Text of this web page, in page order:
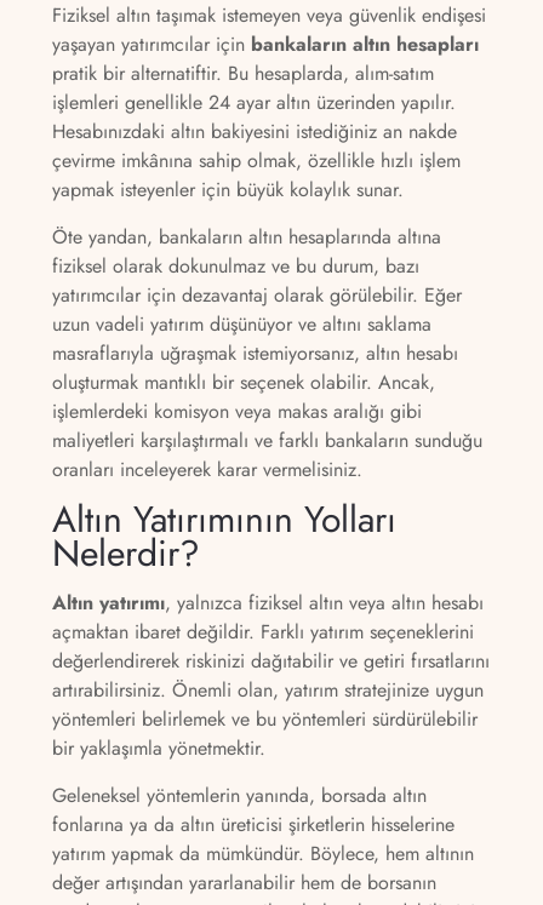
Fiziksel altın taşımak istemeyen veya güvenlik endişesi
yaşayan yatırımcılar için bankaların altın hesapları
pratik bir alternatiftir. Bu hesaplarda, alım-satım
işlemleri genellikle 24 ayar altın üzerinden yapılır.
Hesabınızdaki altın bakiyesini istediğiniz an nakde
çevirme imkânına sahip olmak, özellikle hızlı işlem
yapmak isteyenler için büyük kolaylık sunar.
Öte yandan, bankaların altın hesaplarında altına
fiziksel olarak dokunulmaz ve bu durum, bazı
yatırımcılar için dezavantaj olarak görülebilir. Eğer
uzun vadeli yatırım düşünüyor ve altını saklama
masraflarıyla uğraşmak istemiyorsanız, altın hesabı
oluşturmak mantıklı bir seçenek olabilir. Ancak,
işlemlerdeki komisyon veya makas aralığı gibi
maliyetleri karşılaştırmalı ve farklı bankaların sunduğu
oranları inceleyerek karar vermelisiniz.
Altın Yatırımının Yolları
Nelerdir?
Altın yatırımı, yalnızca fiziksel altın veya altın hesabı
açmaktan ibaret değildir. Farklı yatırım seçeneklerini
değerlendirerek riskinizi dağıtabilir ve getiri fırsatlarını
artırabilirsiniz. Önemli olan, yatırım stratejinize uygun
yöntemleri belirlemek ve bu yöntemleri sürdürülebilir
bir yaklaşımla yönetmektir.
Geleneksel yöntemlerin yanında, borsada altın
fonlarına ya da altın üreticisi şirketlerin hisselerine
yatırım yapmak da mümkündür. Böylece, hem altının
değer artışından yararlanabilir hem de borsanın